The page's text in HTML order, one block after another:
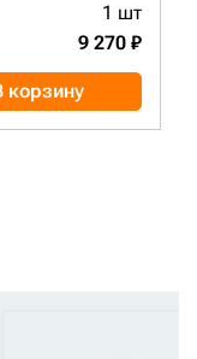
1 шт
9 270 ₽
корзину